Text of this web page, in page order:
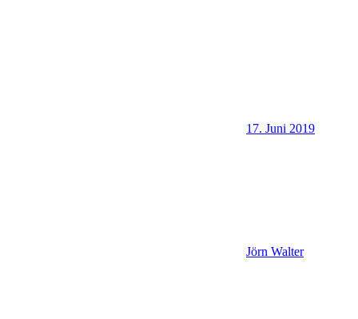
17. Juni 2019
Jörn Walter